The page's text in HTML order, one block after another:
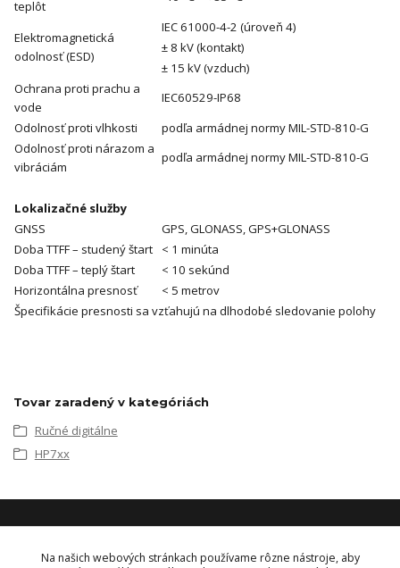
teplôt
Elektromagnetická
odolnosť (ESD)
IEC 61000-4-2 (úroveň 4)
± 8 kV (kontakt)
± 15 kV (vzduch)
Ochrana proti prachu a
vode
IEC60529-IP68
Odolnosť proti vlhkosti
podľa armádnej normy MIL-STD-810-G
Odolnosť proti nárazom a
vibráciám
podľa armádnej normy MIL-STD-810-G
Lokalizačné služby
GNSS
GPS, GLONASS, GPS+GLONASS
Doba TTFF – studený štart
< 1 minúta
Doba TTFF – teplý štart
< 10 sekúnd
Horizontálna presnosť
< 5 metrov
Špecifikácie presnosti sa vzťahujú na dlhodobé sledovanie polohy
Tovar zaradený v kategóriách
Ručné digitálne
HP7xx
KONTAKT
Na našich webových stránkach používame rôzne nástroje, aby